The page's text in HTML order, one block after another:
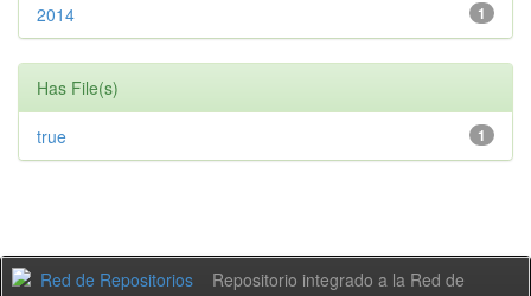
1
2014
Has File(s)
1
true
Repositorio integrado a la Red de